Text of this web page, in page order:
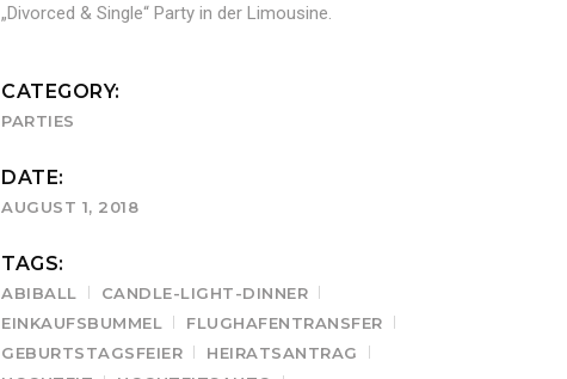
„Divorced & Single“ Party in der Limousine.
CATEGORY:
PARTIES
DATE:
AUGUST 1, 2018
TAGS:
ABIBALL
CANDLE-LIGHT-DINNER
EINKAUFSBUMMEL
FLUGHAFENTRANSFER
GEBURTSTAGSFEIER
HEIRATSANTRAG